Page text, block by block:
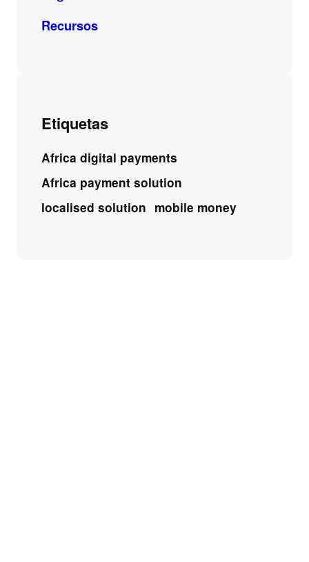
Recursos
Etiquetas
Africa digital payments
Africa payment solution
localised solution mobile money